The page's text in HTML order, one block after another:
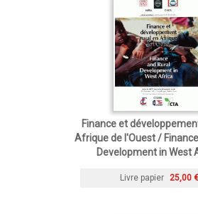
Finance et
Afrique de l'Ouest /
Development in West
Livre papier 25,00 €